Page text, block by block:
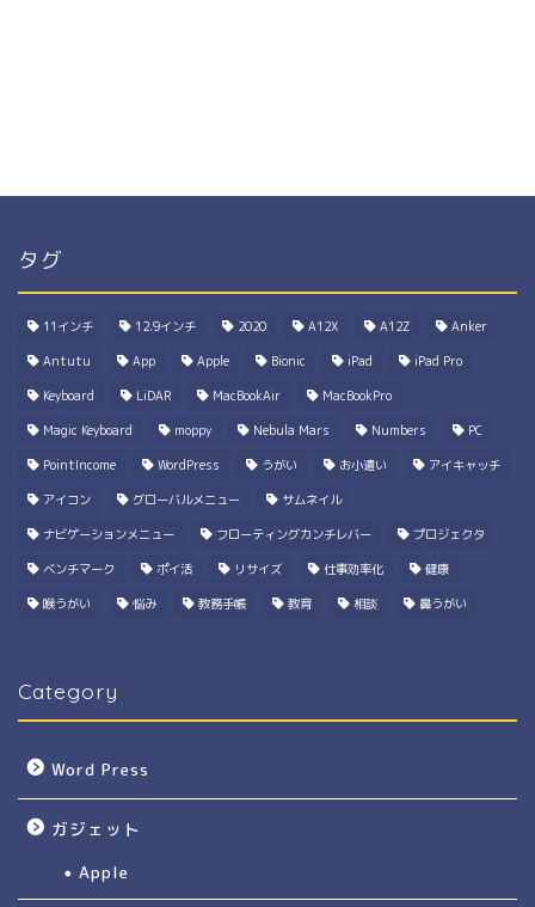
タグ
11インチ 12.9インチ 2020 A12X A12Z Anker
Antutu App Apple Bionic iPad iPad Pro
Keyboard LiDAR MacBookAir MacBookPro
Magic Keyboard moppy Nebula Mars Numbers PC
PointIncome WordPress うがい お小遣い アイキャッチ
アイコン グローバルメニュー サムネイル
ナビゲーションメニュー フローティングカンチレバー プロジェクタ
ベンチマーク ポイ活 リサイズ 仕事効率化 健康
喉うがい 悩み 教務手帳 教育 相談 鼻うがい
Category
Word Press
ガジェット
Apple